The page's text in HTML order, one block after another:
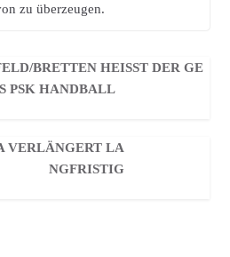
zu überzeugen.
BRETTEN HEISST DER GEG
HANDBALL
VERLÄNGERT LA
NGFRISTIG